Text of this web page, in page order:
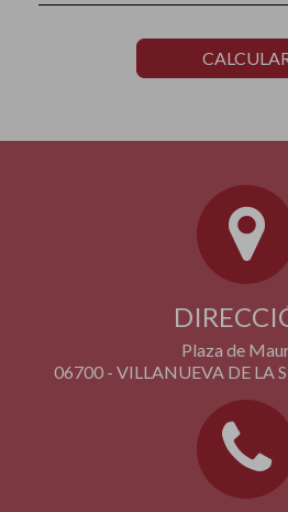
Plaza de
06700 - VILLANUEVA DE LA